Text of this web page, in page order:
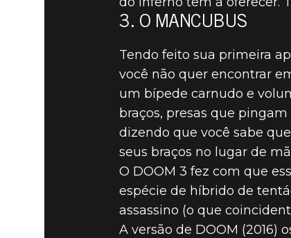
DOOM (2016) 20 de abril de 2019
OS
DE
3. O MANCUBUS
Tendo feito sua primeira
você não quer encontrar
um bípede carnudo e
braços, presas que
dizendo que você sabe
seus braços no lugar de
O DOOM 3 fez com que
espécie de híbrido de
assassino (o que
A versão de DOOM (2016)